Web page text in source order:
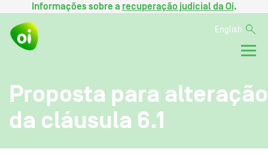
Informações sobre a recuperação judicial da Oi.
English
Proposta para alteração
da cláusula 6.1